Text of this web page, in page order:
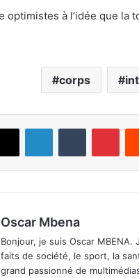
optimistes à l’idée que la
corps
Oscar Mbena
Bonjour, je suis Oscar
faits de société, le sport, la
grand passionné de